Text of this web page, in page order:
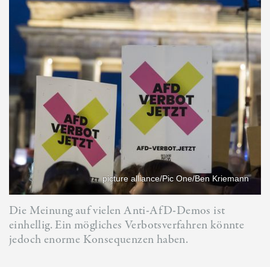
picture alliance/Pic One/Ben Kriemann
Die Meinung auf vielen Anti-AfD-Demos ist
einhellig. Ein mögliches Verbotsverfahren könnte
jedoch enorme Konsequenzen haben.